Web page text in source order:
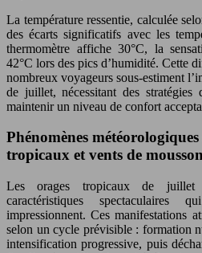
La température ressentie, calculée
des écarts significatifs avec les
thermomètre affiche 30°C, la
42°C lors des pics d’humidité. Cette
nombreux voyageurs sous-estiment
de juillet, nécessitant des stratégies
maintenir un niveau de confort
Phénomènes
tropicaux et vents de
Les orages tropicaux de juillet
caractéristiques spectaculaires
impressionnent. Ces manifestations
selon un cycle prévisible : formation
intensification progressive, puis